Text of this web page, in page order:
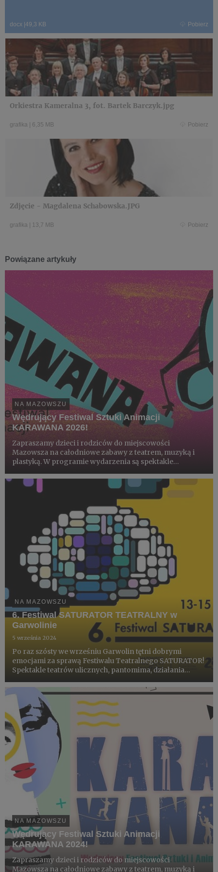
docx 49,3 KB Pobierz
Orkiestra Kameralna 3, fot. Bartek Barczyk.jpg
grafika 6,35 MB Pobierz
Zdjęcie - Magdalena Schabowska.JPG
grafika 13,7 MB Pobierz
Powiązane artykuły
NA MAZOWSZU
Wędrujący Festiwal Sztuki Animacji
KARAWANA 2026!
Zapraszamy dzieci i rodziców do miejscowości
Mazowsza na całodniowe zabawy z teatrem, muzyką i
plastyką. W programie wydarzenia są spektakle
koncerty. Udział w KARAWANIE jest bezpłatny.
NA MAZOWSZU
6. Festiwal SATURATOR TEATRALNY w
Garwolinie
5 września 2024
Po raz szósty we wrześniu Garwolin tętni dobrymi
emocjami za sprawą Festiwalu Teatralnego SATURATOR!
Spektakle teatrów ulicznych, pantomima, działania
którego tegoroczna edycja odbywa się w weekend: 13-15
września, 20...
NA MAZOWSZU
Wędrujący Festiwal Sztuki Animacji
KARAWANA 2024!
Zapraszamy dzieci i rodziców do miejscowości
Mazowsza na całodniowe zabawy z teatrem, muzyką i